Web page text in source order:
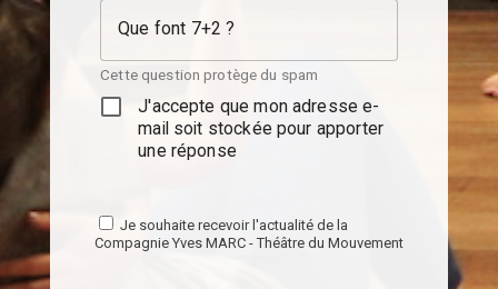
Que font 7+2 ?
Cette question protège du spam
J'accepte que mon adresse e-
mail soit stockée pour apporter
une réponse
Je souhaite recevoir l'actualité de la
Compagnie Yves MARC - Théâtre du Mouvement